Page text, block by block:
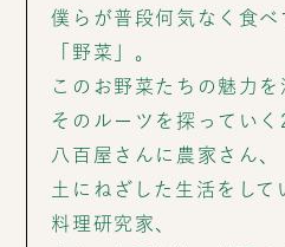
僕らが普段何気なく食べ
「野菜」。
このお野菜たちの魅力を
そのルーツを探っていく
八百屋さんに農家さん、
土にねざした生活をして
料理研究家、